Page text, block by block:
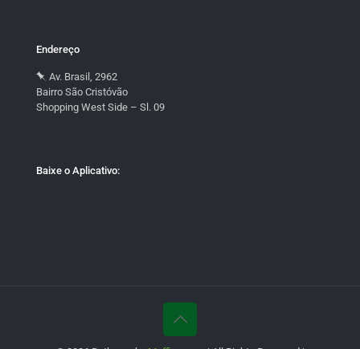
Endereço
Av. Brasil, 2962
Bairro São Cristóvão
Shopping West Side – Sl. 09
Baixe o Aplicativo: